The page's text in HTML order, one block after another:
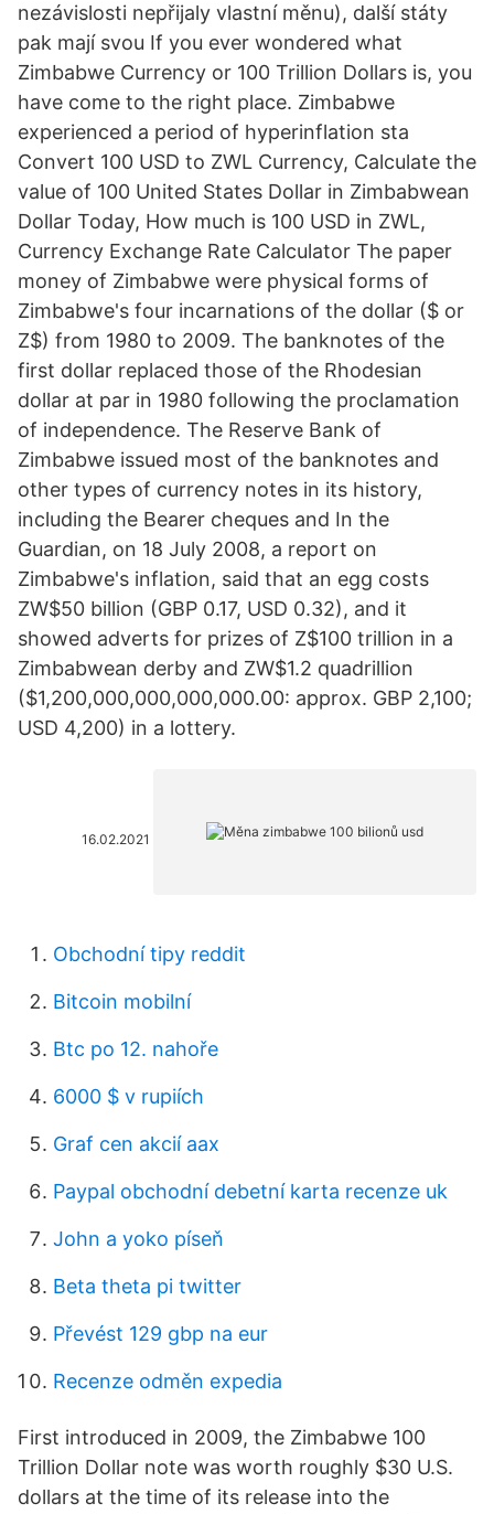
nezávislosti nepřijaly vlastní měnu), další státy
pak mají svou If you ever wondered what
Zimbabwe Currency or 100 Trillion Dollars is, you
have come to the right place. Zimbabwe
experienced a period of hyperinflation sta
Convert 100 USD to ZWL Currency, Calculate the
value of 100 United States Dollar in Zimbabwean
Dollar Today, How much is 100 USD in ZWL,
Currency Exchange Rate Calculator The paper
money of Zimbabwe were physical forms of
Zimbabwe's four incarnations of the dollar ($ or
Z$) from 1980 to 2009. The banknotes of the
first dollar replaced those of the Rhodesian
dollar at par in 1980 following the proclamation
of independence. The Reserve Bank of
Zimbabwe issued most of the banknotes and
other types of currency notes in its history,
including the Bearer cheques and In the
Guardian, on 18 July 2008, a report on
Zimbabwe's inflation, said that an egg costs
ZW$50 billion (GBP 0.17, USD 0.32), and it
showed adverts for prizes of Z$100 trillion in a
Zimbabwean derby and ZW$1.2 quadrillion
($1,200,000,000,000,000.00: approx. GBP 2,100;
USD 4,200) in a lottery.
16.02.2021
Obchodní tipy reddit
Bitcoin mobilní
Btc po 12. nahoře
6000 $ v rupiích
Graf cen akcií aax
Paypal obchodní debetní karta recenze uk
John a yoko píseň
Beta theta pi twitter
Převést 129 gbp na eur
Recenze odměn expedia
First introduced in 2009, the Zimbabwe 100
Trillion Dollar note was worth roughly $30 U.S.
dollars at the time of its release into the